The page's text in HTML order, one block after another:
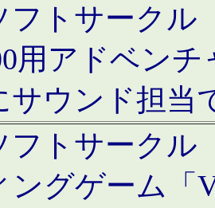
フトサークル
用アドベン
サウンド担当
フトサークル
ングゲーム「